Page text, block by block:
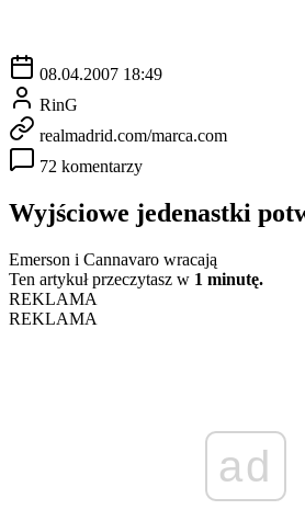
08.04.2007 18:49
RinG
realmadrid.com/marca.com
72 komentarzy
Wyjściowe jedenastki
Emerson i Cannavaro wracają
Ten artykuł przeczytasz w 1 minutę.
REKLAMA
REKLAMA
ad